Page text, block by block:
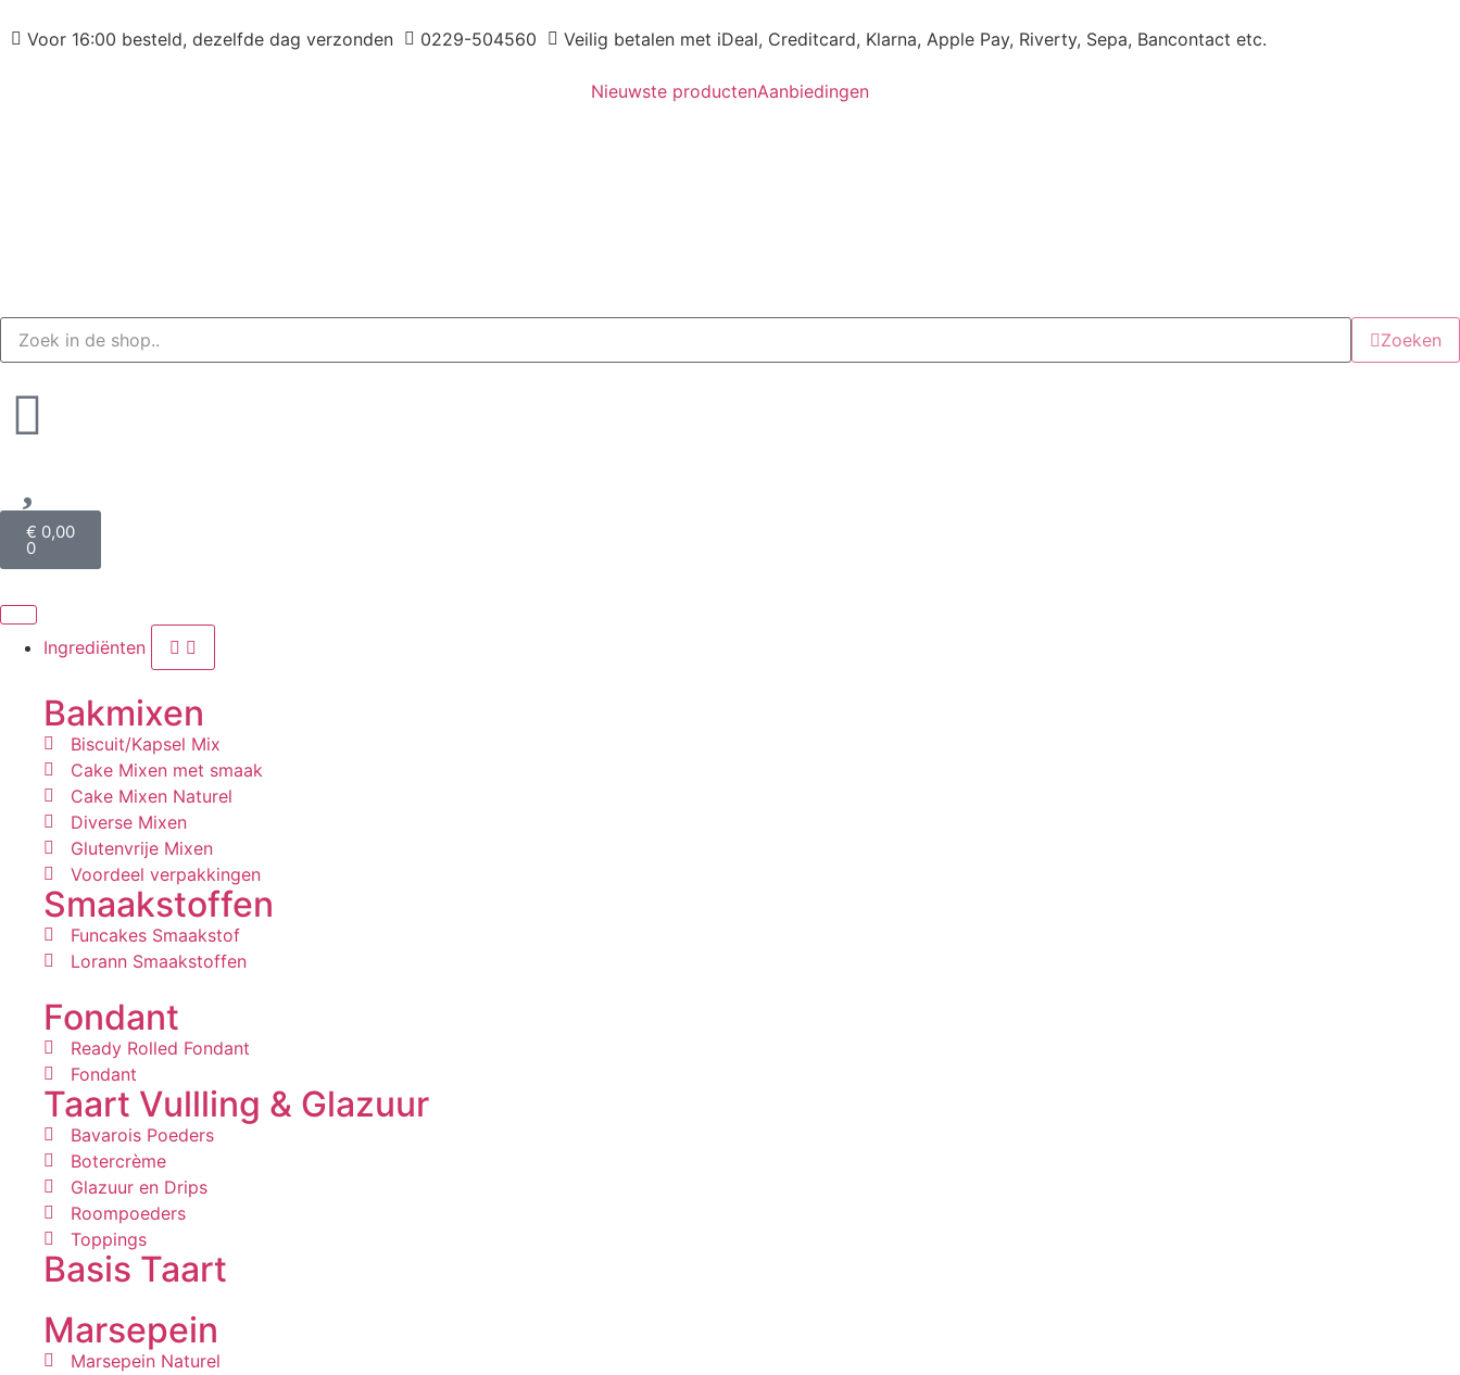
Voor 16:00 besteld, dezelfde dag verzonden 0229-504560 Veilig betalen met iDeal, Creditcard, Klarna, Apple Pay, Riverty, Sepa, Bancontact etc.
Nieuwste productenAanbiedingen
Zoeken
€ 0,00
0
Ingrediënten
Bakmixen
Biscuit/Kapsel Mix
Cake Mixen met smaak
Cake Mixen Naturel
Diverse Mixen
Glutenvrije Mixen
Voordeel verpakkingen
Smaakstoffen
Funcakes Smaakstof
Lorann Smaakstoffen
Fondant
Ready Rolled Fondant
Fondant
Taart Vullling & Glazuur
Bavarois Poeders
Botercrème
Glazuur en Drips
Roompoeders
Toppings
Basis Taart
Marsepein
Marsepein Naturel